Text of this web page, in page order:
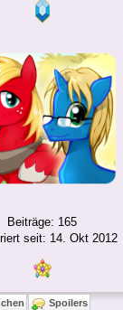
Beiträge: 165
seit: 14. Okt 2012
Spoilers